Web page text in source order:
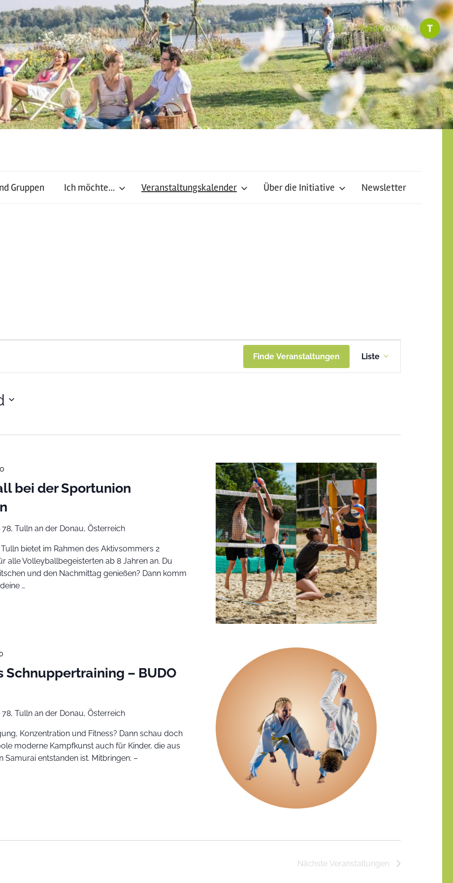
Gruppen Ich möchte… Veranstaltungskalender Über die Initiative Newsletter
Finde Veranstaltungen Liste
bei der Sportunion
Tulln an der Donau, Österreich
bietet im Rahmen des Aktivsommers 2
alle Volleyballbegeisterten ab 8 Jahren an. Du
und den Nachmittag genießen? Dann komm
…
Schnuppertraining – BUDO
Tulln an der Donau, Österreich
Konzentration und Fitness? Dann schau doch
moderne Kampfkunst auch für Kinder, die aus
Samurai entstanden ist. Mitbringen: –
Nächste Veranstaltungen